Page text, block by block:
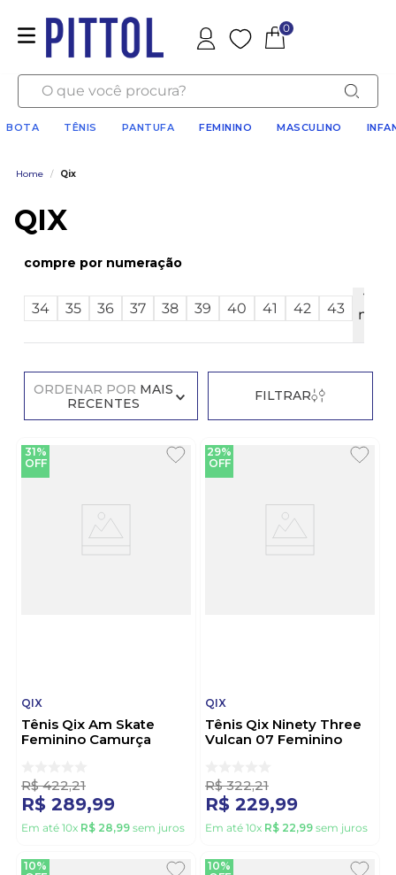
Favoritos
0
O que você procura?
BOTA TÊNIS PANTUFA FEMININO MASCULINO
Home / Qix
QIX
numeração
34 35 36 37 38 39 40 41 42 43
Ver
mais
ORDENAR POR MAIS
RECENTES
FILTRAR
31%
OFF
QIX
Tênis Qix Am Skate
Feminino Camurça
R$ 422,21
R$ 289,99
Em até 10x R$ 28,99 sem juros
29%
OFF
QIX
Tênis Qix Ninety Three
Vulcan 07 Feminino
R$ 322,21
R$ 229,99
Em até 10x R$ 22,99 sem juros
10%
10%